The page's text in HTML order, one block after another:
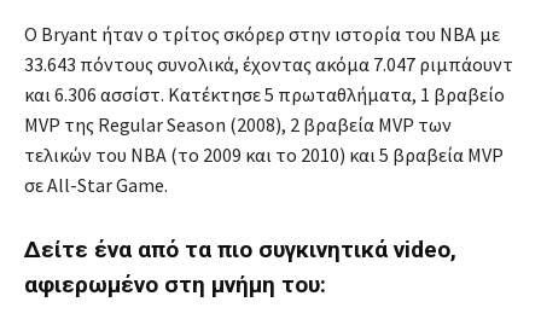
Ο Bryant ήταν ο τρίτος σκόρερ στην ιστορία του NBA με
33.643 πόντους συνολικά, έχοντας ακόμα 7.047 ριμπάουντ
και 6.306 ασσίστ. Κατέκτησε 5 πρωταθλήματα, 1 βραβείο
MVP της Regular Season (2008), 2 βραβεία MVP των
τελικών του NBA (το 2009 και το 2010) και 5 βραβεία MVP
σε All-Star Game.
Δείτε ένα από τα πιο συγκινητικά video,
αφιερωμένο στη μνήμη του: